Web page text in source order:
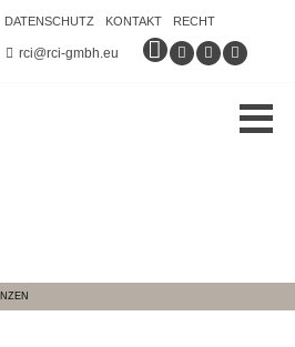
DATENSCHUTZ KONTAKT RECHT
rci@rci-gmbh.eu